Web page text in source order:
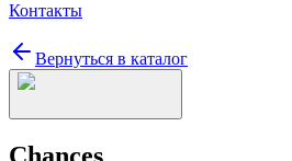
Контакты
Вернуться в каталог